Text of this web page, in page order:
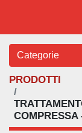
Categorie
PRODOTTI
COMPRESSA